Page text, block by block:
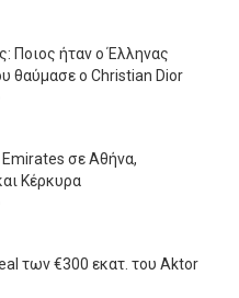
Ποιος ήταν ο Έλληνας
θαύμασε ο Christian Dior
σε Αθήνα,
Κέρκυρα
των €300 εκατ. του Aktor